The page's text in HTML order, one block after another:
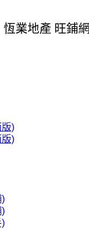
恆業地產 旺鋪網
)
版)
)
)
)